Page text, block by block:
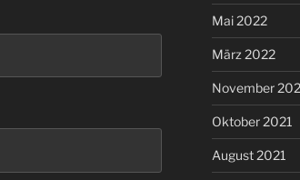
Mai 2022
März 2022
November
Oktober 2021
August 2021